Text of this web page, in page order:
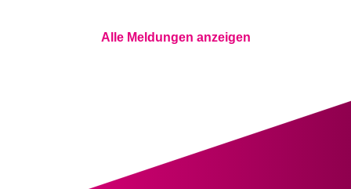
Alle Meldungen anzeigen